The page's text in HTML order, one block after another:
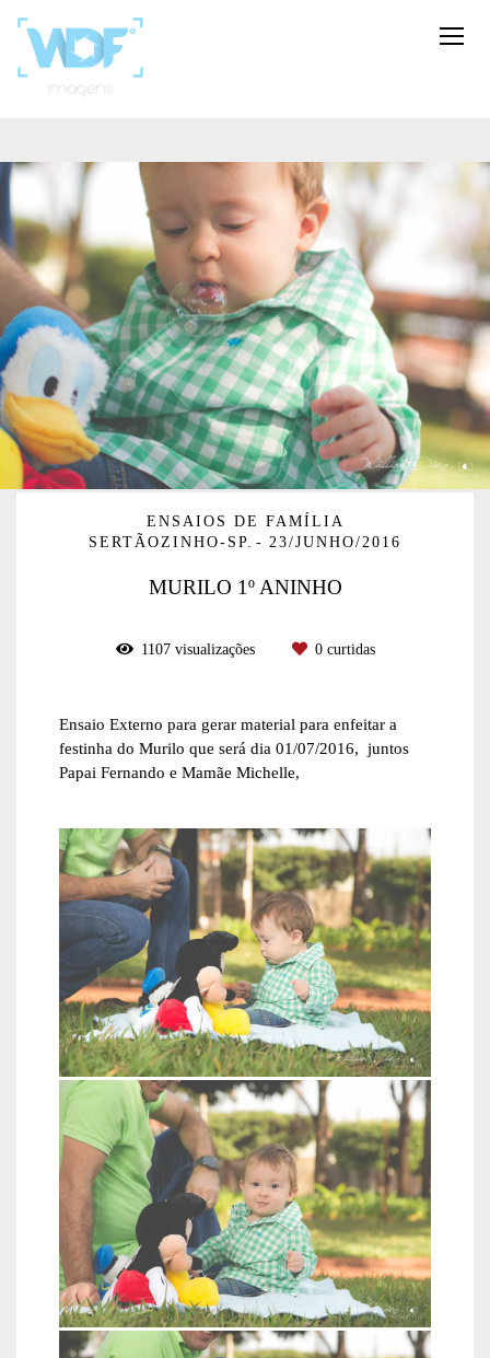
ENSAIOS DE FAMÍLIA
SERTÃOZINHO-SP.
23/JUNHO/2016
MURILO 1º ANINHO
1107visualizações 0curtidas
Ensaio Externo para gerar material para enfeitar a
festinha do Murilo que será dia 01/07/2016, juntos
Papai Fernando e Mamãe Michelle,